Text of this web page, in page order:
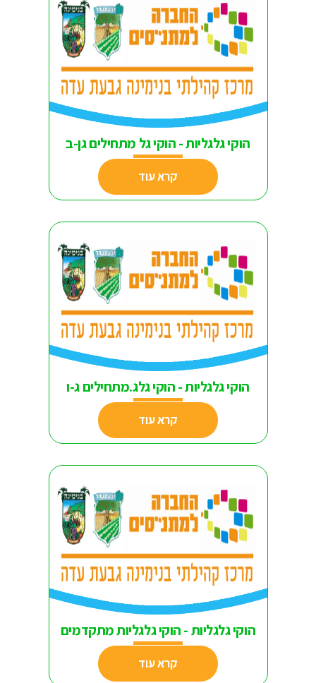
הוקי גלגליות - הוקי גל מתחילים גן-ב
קרא עוד
הוקי גלגליות - הוקי גלג.מתחילים ג-ו
קרא עוד
הוקי גלגליות - הוקי גלגליות מתקדמים
קרא עוד